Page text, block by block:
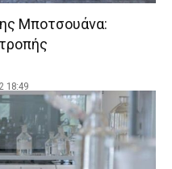
Μποτσουάνα:
18:49